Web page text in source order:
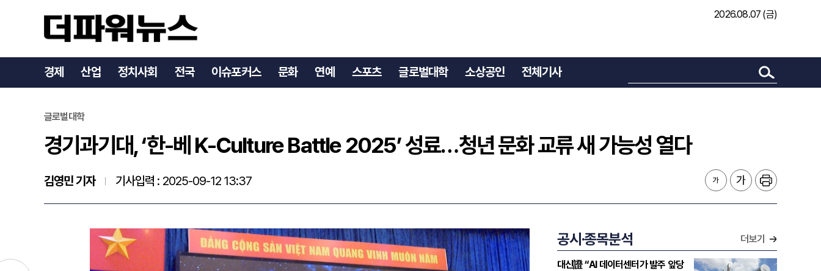
2026.08.07 (금)
경제 산업 정치사회 전국 이슈포커스 문화 연예 스포츠 글로벌대학 소상공인 전체기사
경기과기대, ‘한-베 K-Culture Battle 2025’ 성료…청년 문화 교류 새 가능성 열다
글로벌대학
경기과기대, ‘한-베 K-Culture Battle 2025’ 성료…청년 문화 교류 새 가능성 열다
김영민 기자 기사입력 : 2025-09-12 13:37
공시·종목분석 더보기
대신證 “AI 데이터센터가 발주 앞당